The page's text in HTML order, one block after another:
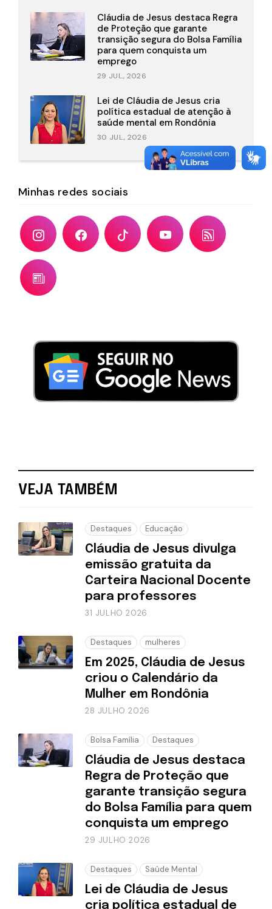
Cláudia de Jesus destaca Regra
de Proteção que garante
transição segura do Bolsa Família
para quem conquista um
emprego
29 JUL., 2026
Lei de Cláudia de Jesus cria
política estadual de atenção à
saúde mental em Rondônia
30 JUL., 2026
Minhas redes sociais
VEJA TAMBÉM
Destaques Educação
Cláudia de Jesus divulga
emissão gratuita da
Carteira Nacional Docente
para professores
31 JULHO 2026
Destaques mulheres
Em 2025, Cláudia de Jesus
criou o Calendário da
Mulher em Rondônia
28 JULHO 2026
Bolsa Família Destaques
Cláudia de Jesus destaca
Regra de Proteção que
garante transição segura
do Bolsa Família para quem
conquista um emprego
29 JULHO 2026
Destaques Saúde Mental
Lei de Cláudia de Jesus
cria política estadual de